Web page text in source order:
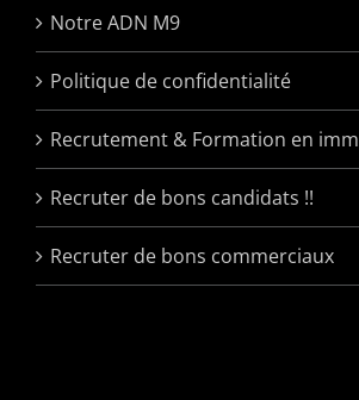
Notre ADN M9
Politique de confidentialité
Recrutement & Formation en
Recruter de bons candidats !!
Recruter de bons commerciaux